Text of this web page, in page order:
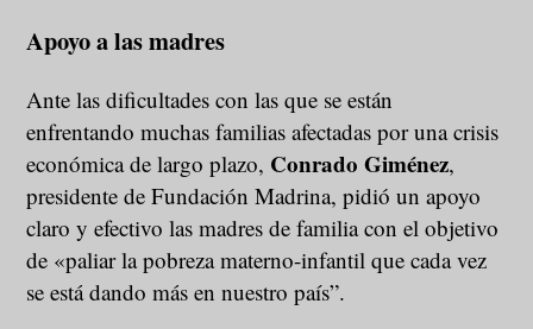
Apoyo a las madres
Ante las dificultades con las que se están
enfrentando muchas familias afectadas por una crisis
económica de largo plazo, Conrado Giménez,
presidente de Fundación Madrina, pidió un apoyo
claro y efectivo las madres de familia con el objetivo
de «paliar la pobreza materno-infantil que cada vez
se está dando más en nuestro país”.